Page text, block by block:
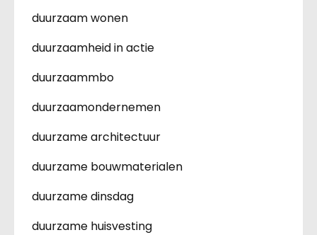
duurzaam wonen
duurzaamheid in actie
duurzaammbo
duurzaamondernemen
duurzame architectuur
duurzame bouwmaterialen
duurzame dinsdag
duurzame huisvesting